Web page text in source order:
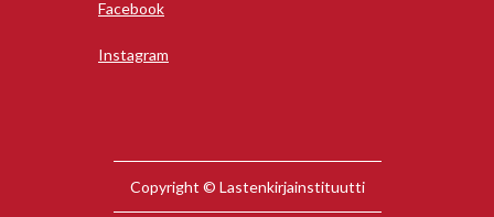
Facebook
Instagram
Copyright © Lastenkirjainstituutti